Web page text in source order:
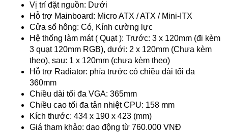
Vị trí đặt nguồn: Dưới
Hỗ trợ Mainboard: Micro ATX / ATX / Mini-ITX
Cửa sổ hông: Có, Kính cường lực
Hệ thống làm mát ( Quạt ): Trước: 3 x 120mm (đi kèm
3 quạt 120mm RGB), dưới: 2 x 120mm (Chưa kèm
theo), sau: 1 x 120mm (chưa kèm theo)
Hỗ trợ Radiator: phía trước có chiều dài tối đa
360mm
Chiều dài tối đa VGA: 365mm
Chiều cao tối đa tản nhiệt CPU: 158 mm
Kích thước: 434 x 190 x 423 (mm)
Giá tham khảo: dao động từ 760.000 VNĐ